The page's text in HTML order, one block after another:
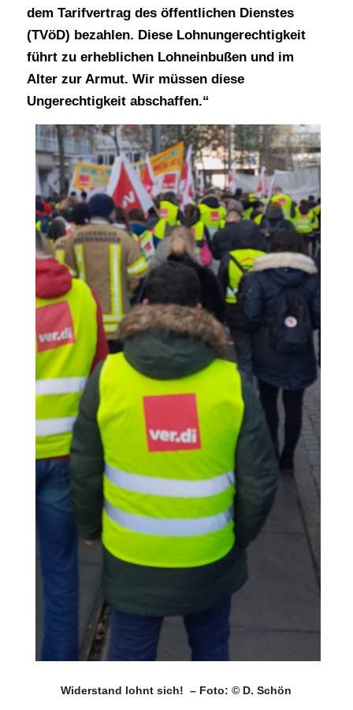
dem Tarifvertrag des öffentlichen Dienstes
(TVöD) bezahlen. Diese Lohnungerechtigkeit
führt zu erheblichen Lohneinbußen und im
Alter zur Armut. Wir müssen diese
Ungerechtigkeit abschaffen.“
Widerstand lohnt sich! – Foto: © D. Schön